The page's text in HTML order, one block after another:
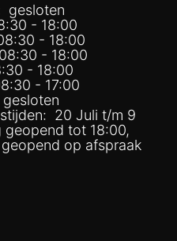
gesloten
- 18:00
- 18:00
- 18:00
- 18:00
- 17:00
20 Juli t/m 9
geopend tot 18:00,
op afspraak